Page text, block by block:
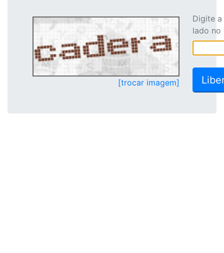
[trocar imagem]
Digite
lado no